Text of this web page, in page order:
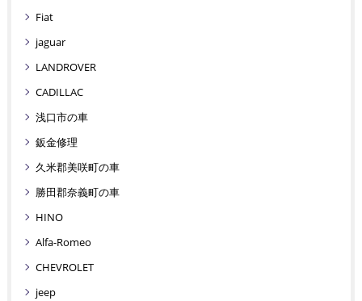
Fiat
jaguar
LANDROVER
CADILLAC
浅口市の車
鈑金修理
久米郡美咲町の車
勝田郡奈義町の車
HINO
Alfa-Romeo
CHEVROLET
jeep